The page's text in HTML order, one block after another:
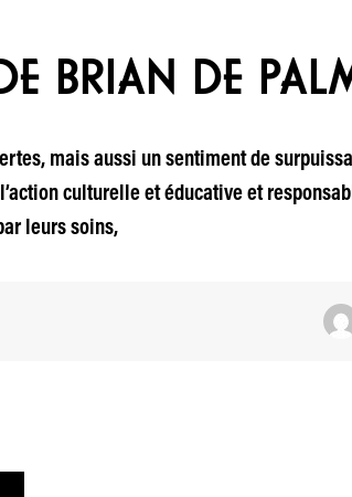
BRIAN DE
mais aussi un sentiment de
culturelle et éducative et
leurs soins,